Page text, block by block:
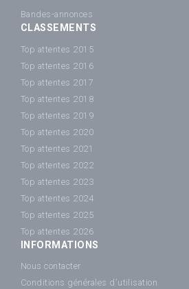
Bandes-annonces
CLASSEMENTS
Top attentes 2015
Top attentes 2016
Top attentes 2017
Top attentes 2018
Top attentes 2019
Top attentes 2020
Top attentes 2021
Top attentes 2022
Top attentes 2023
Top attentes 2024
Top attentes 2025
Top attentes 2026
INFORMATIONS
Nous contacter
Conditions générales d'utilisation